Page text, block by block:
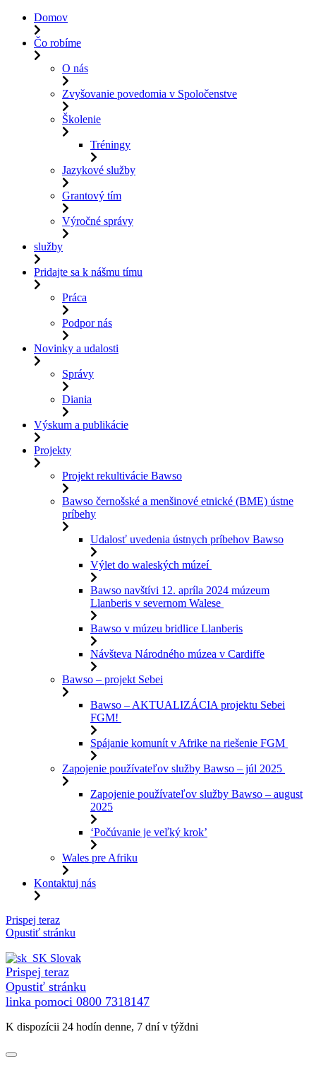
Domov
Čo robíme
O nás
Zvyšovanie povedomia v Spoločenstve
Školenie
Tréningy
Jazykové služby
Grantový tím
Výročné správy
služby
Pridajte sa k nášmu tímu
Práca
Podpor nás
Novinky a udalosti
Správy
Diania
Výskum a publikácie
Projekty
Projekt rekultivácie Bawso
Bawso černošské a menšinové etnické (BME) ústne
príbehy
Udalosť uvedenia ústnych príbehov Bawso
Výlet do waleských múzeí
Bawso navštívi 12. apríla 2024 múzeum
Llanberis v severnom Walese
Bawso v múzeu bridlice Llanberis
Návšteva Národného múzea v Cardiffe
Bawso – projekt Sebei
Bawso – AKTUALIZÁCIA projektu Sebei
FGM!
Spájanie komunít v Afrike na riešenie FGM
Zapojenie používateľov služby Bawso – júl 2025
Zapojenie používateľov služby Bawso – august
2025
‘Počúvanie je veľký krok’
Wales pre Afriku
Kontaktuj nás
Preskočiť
na
Prispej teraz
Opustiť stránku
Slovak
Prispej teraz
Opustiť stránku
linka pomoci 0800 7318147
K dispozícii 24 hodín denne, 7 dní v týždni